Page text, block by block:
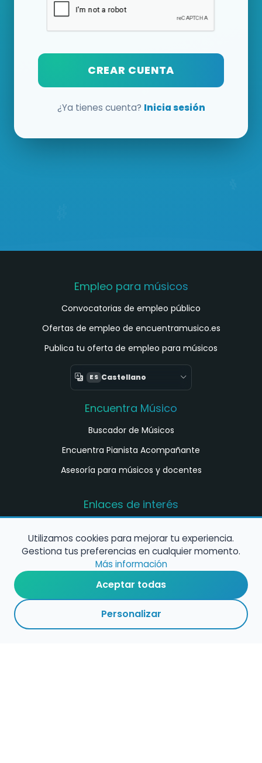
CREAR CUENTA
¿Ya tienes cuenta? Inicia sesión
Empleo para músicos
Convocatorias de empleo público
Ofertas de empleo de encuentramusico.es
Publica tu oferta de empleo para músicos
ES Castellano
Encuentra Músico
Buscador de Músicos
Encuentra Pianista Acompañante
Asesoría para músicos y docentes
Enlaces de interés
música en España
Configura alertas de empleo
Contacta con nosotros
Utilizamos cookies para mejorar tu experiencia.
Gestiona tus preferencias en cualquier momento.
Más información
Aceptar todas
Personalizar